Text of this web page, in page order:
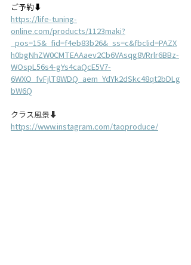
ご予約⬇️
https://life-tuning-
online.com/products/1123maki?
_pos=15&_fid=f4eb83b26&_ss=c&fbclid=PAZX
h0bgNhZW0CMTEAAaev2Cb6VAsqg8VRrlr6BBz-
WOspL56s4-gYs4caQcE5V7-
6WXO_fvFjlT8WDQ_aem_YdYk2dSkc48qt2bDLg
bW6Q
クラス風景⬇️
https://www.instagram.com/taoproduce/